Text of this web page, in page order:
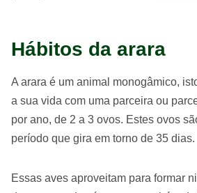
Hábitos da arara
A arara é um animal monogâmico,
a sua vida com uma parceira ou
por ano, de 2 a 3 ovos. Estes ovos
período que gira em torno de 35 dias.
Essas aves aproveitam para formar